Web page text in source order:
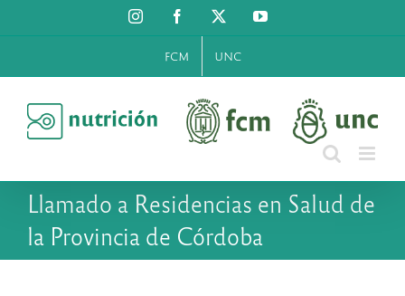
al
InstagramFacebook YouTube
FCM UNC
Llamado a Residencias en Salud de
la Provincia de Córdoba